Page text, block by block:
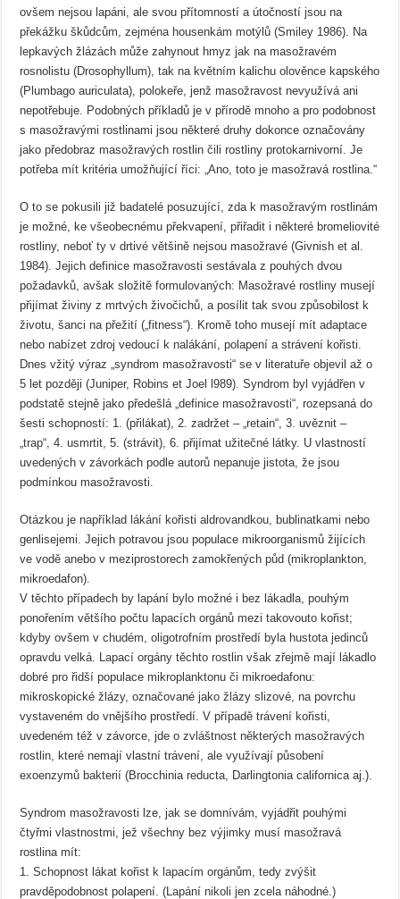
ovšem nejsou lapáni, ale svou přítomností a útočností jsou na
překážku škůdcům, zejména housenkám motýlů (Smiley 1986). Na
lepkavých žlázách může zahynout hmyz jak na masožravém
rosnolistu (Drosophyllum), tak na květním kalichu olověnce kapského
(Plumbago auriculata), polokeře, jenž masožravost nevyužívá ani
nepotřebuje. Podobných příkladů je v přírodě mnoho a pro podobnost
s masožravými rostlinami jsou některé druhy dokonce označovány
jako předobraz masožravých rostlin čili rostliny protokarnivorní. Je
potřeba mít kritéria umožňující říci: „Ano, toto je masožravá rostlina.“
O to se pokusili již badatelé posuzující, zda k masožravým rostlinám
je možné, ke všeobecnému překvapení, přiřadit i některé bromeliovité
rostliny, neboť ty v drtivé většině nejsou masožravé (Givnish et al.
1984). Jejich definice masožravosti sestávala z pouhých dvou
požadavků, avšak složitě formulovaných: Masožravé rostliny musejí
přijímat živiny z mrtvých živočichů, a posílit tak svou způsobilost k
životu, šanci na přežití („fitness“). Kromě toho musejí mít adaptace
nebo nabízet zdroj vedoucí k nalákání, polapení a strávení kořisti.
Dnes vžitý výraz „syndrom masožravosti“ se v literatuře objevil až o
5 let později (Juniper, Robins et Joel l989). Syndrom byl vyjádřen v
podstatě stejně jako předešlá „definice masožravosti“, rozepsaná do
šesti schopností: 1. (přilákat), 2. zadržet – „retain“, 3. uvěznit –
„trap“, 4. usmrtit, 5. (strávit), 6. přijímat užitečné látky. U vlastností
uvedených v závorkách podle autorů nepanuje jistota, že jsou
podmínkou masožravosti.
Otázkou je například lákání kořisti aldrovandkou, bublinatkami nebo
genlisejemi. Jejich potravou jsou populace mikroorganismů žijících
ve vodě anebo v meziprostorech zamokřených půd (mikroplankton,
mikroedafon).
V těchto případech by lapání bylo možné i bez lákadla, pouhým
ponořením většího počtu lapacích orgánů mezi takovouto kořist;
kdyby ovšem v chudém, oligotrofním prostředí byla hustota jedinců
opravdu velká. Lapací orgány těchto rostlin však zřejmě mají lákadlo
dobré pro řidší populace mikroplanktonu či mikroedafonu:
mikroskopické žlázy, označované jako žlázy slizové, na povrchu
vystaveném do vnějšího prostředí. V případě trávení kořisti,
uvedeném též v závorce, jde o zvláštnost některých masožravých
rostlin, které nemají vlastní trávení, ale využívají působení
exoenzymů bakterií (Brocchinia reducta, Darlingtonia californica aj.).
Syndrom masožravosti lze, jak se domnívám, vyjádřit pouhými
čtyřmi vlastnostmi, jež všechny bez výjimky musí masožravá
rostlina mít:
1. Schopnost lákat kořist k lapacím orgánům, tedy zvýšit
pravděpodobnost polapení. (Lapání nikoli jen zcela náhodné.)